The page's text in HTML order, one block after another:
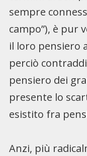
sempre
campo”), è pur
il loro pensiero
perciò
pensiero dei
presente lo
esistito fra
Anzi, più